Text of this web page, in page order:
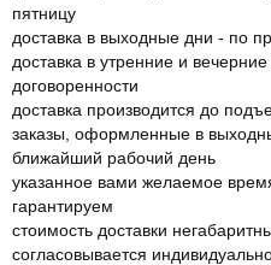
пятницу
доставка в выходные дни - по
доставка в утренние и
договоренности
доставка производится до
заказы, оформленные в
ближайший рабочий день
указанное вами желаемое
гарантируем
стоимость доставки
согласовывается